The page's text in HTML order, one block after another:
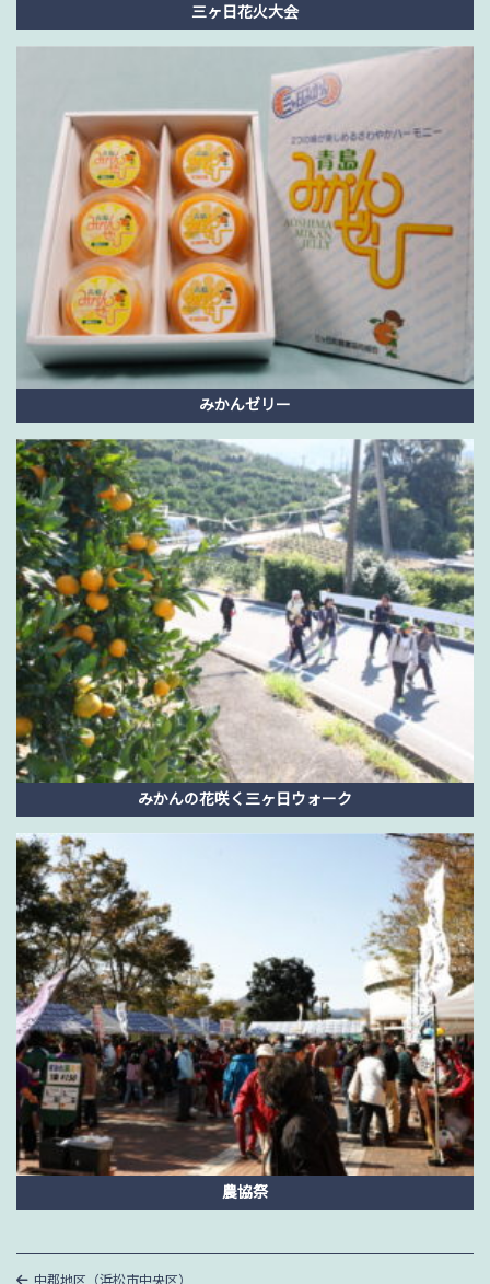
三ヶ日花火大会
みかんゼリー
みかんの花咲く三ヶ日ウォーク
農協祭
投
過 中郡地区（浜松市中央区）